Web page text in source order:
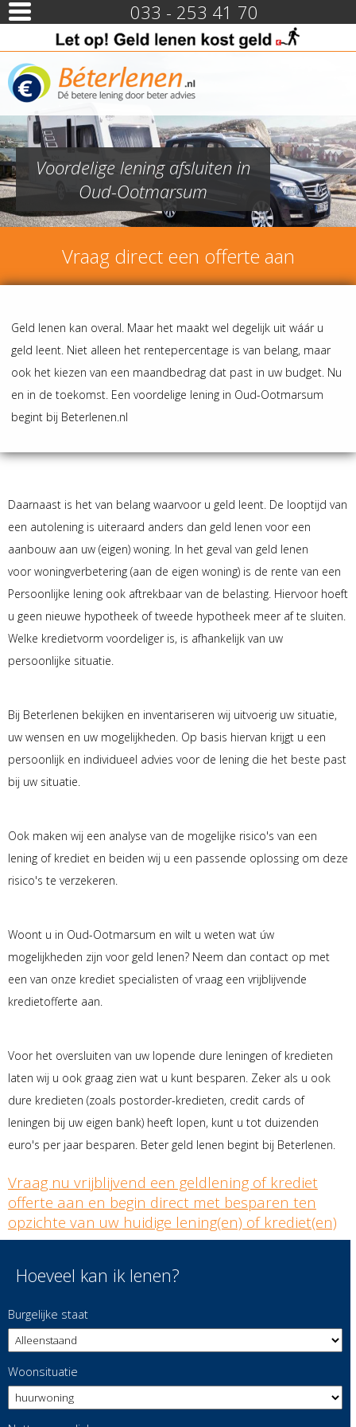
033 - 253 41 70
Voordelige lening afsluiten in
Oud-Ootmarsum
Vraag direct een offerte aan
Geld lenen kan overal. Maar het maakt wel degelijk uit wáár u
geld leent. Niet alleen het rentepercentage is van belang, maar
ook het kiezen van een maandbedrag dat past in uw budget. Nu
en in de toekomst. Een voordelige lening in Oud-Ootmarsum
begint bij Beterlenen.nl
Daarnaast is het van belang waarvoor u geld leent. De looptijd van
een autolening is uiteraard anders dan geld lenen voor een
aanbouw aan uw (eigen) woning. In het geval van geld lenen
voor woningverbetering (aan de eigen woning) is de rente van een
Persoonlijke lening ook aftrekbaar van de belasting. Hiervoor hoeft
u geen nieuwe hypotheek of tweede hypotheek meer af te sluiten.
Welke kredietvorm voordeliger is, is afhankelijk van uw
persoonlijke situatie.
Bij Beterlenen bekijken en inventariseren wij uitvoerig uw situatie,
uw wensen en uw mogelijkheden. Op basis hiervan krijgt u een
persoonlijk en individueel advies voor de lening die het beste past
bij uw situatie.
Ook maken wij een analyse van de mogelijke risico's van een
lening of krediet en beiden wij u een passende oplossing om deze
risico's te verzekeren.
Woont u in Oud-Ootmarsum en wilt u weten wat úw
mogelijkheden zijn voor geld lenen? Neem dan contact op met
een van onze krediet specialisten of vraag een vrijblijvende
kredietofferte aan.
Voor het oversluiten van uw lopende dure leningen of kredieten
laten wij u ook graag zien wat u kunt besparen. Zeker als u ook
dure kredieten (zoals postorder-kredieten, credit cards of
leningen bij uw eigen bank) heeft lopen, kunt u tot duizenden
euro's per jaar besparen. Beter geld lenen begint bij Beterlenen.
Vraag nu vrijblijvend een geldlening of krediet
offerte aan en begin direct met besparen ten
opzichte van uw huidige lening(en) of krediet(en)
Hoeveel kan ik lenen?
Burgelijke staat
Woonsituatie